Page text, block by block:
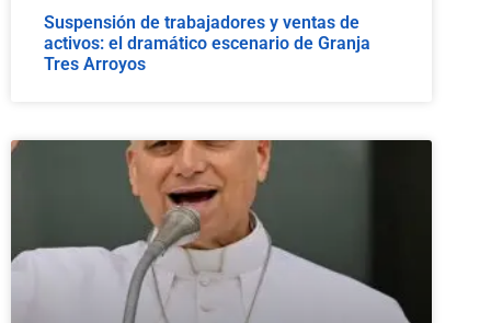
Suspensión de trabajadores y ventas de
activos: el dramático escenario de Granja
Tres Arroyos